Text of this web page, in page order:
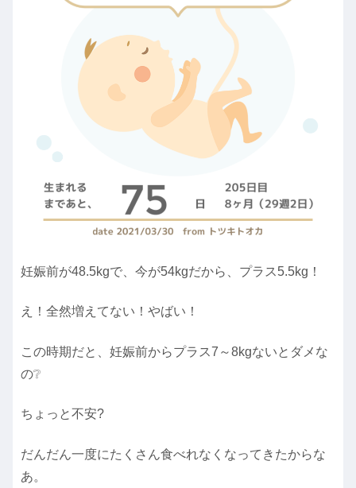
妊娠前が48.5kgで、今が54kgだから、プラス5.5kg！
え！全然増えてない！やばい！
この時期だと、妊娠前からプラス7～8kgないとダメな
の❔
ちょっと不安?
だんだん一度にたくさん食べれなくなってきたからな
あ。